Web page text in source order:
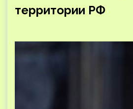
территории РФ